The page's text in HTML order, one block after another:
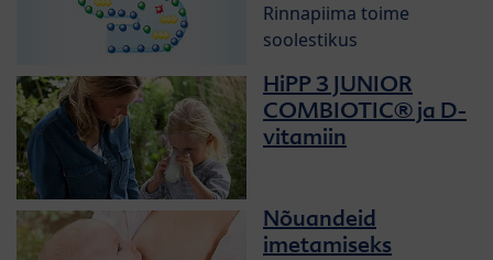
Rinnapiima toime
soolestikus
HiPP 3 JUNIOR
COMBIOTIC® ja D-
vitamiin
Nõuandeid
imetamiseks